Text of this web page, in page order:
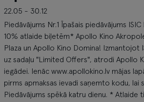
22.05 - 30.12
Piedāvājums Nr.1 Īpašais piedāvājums
10% atlaide biļetēm* Apollo Kino
Plaza un Apollo Kino Domina! Izmantojot
uz sadaļu "Limited Offers", atrodi Apollo
iegādei. Ienāc www.apollokino.lv mājas
pirms apmaksas ievadi saņemto kodu, lai
Piedāvājums spēkā katru dienu. * Atlaide